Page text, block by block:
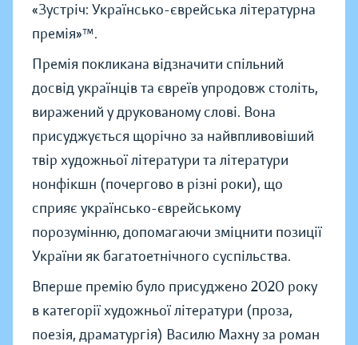
«Зустріч: Українсько-єврейська літературна
премія»™.
Премія покликана відзначити спільний
досвід українців та євреїв упродовж століть,
виражений у друкованому слові. Вона
присуджується щорічно за найвпливовіший
твір художньої літератури та літератури
нонфікшн (почергово в різні роки), що
сприяє українсько-єврейському
порозумінню, допомагаючи зміцнити позиції
України як багатоетнічного суспільства.
Вперше премію було присуджено 2020 року
в категорії художньої літератури (проза,
поезія, драматургія) Василю Махну за роман